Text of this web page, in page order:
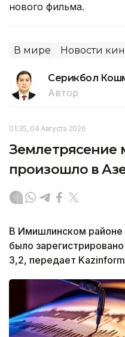
нового фильма.
В мире Новости
Серикбол
Автор
01:35, 04 Августа 2026
Землетрясение
произошло в
В Имишлинском
было
3,2, передает